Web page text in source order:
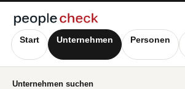
Start Unternehmen Personen
Unternehmen suchen